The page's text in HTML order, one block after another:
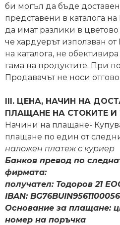
би могъл да бъде
представени в каталога
да имат разлики в
че хардуерът използван
на каталога, не
гама на продуктите. При
Продавачът не носи
III. ЦЕНА, НАЧИН НА
ПЛАЩАНЕ НА СТОКИТЕ И
Начини на плащане-
плащане по един от
наложен платеж с куриер
Банков превод по
фирмата:
получател: Тодоров 21
IBAN:
Основание за плащане:
номер на поръчка